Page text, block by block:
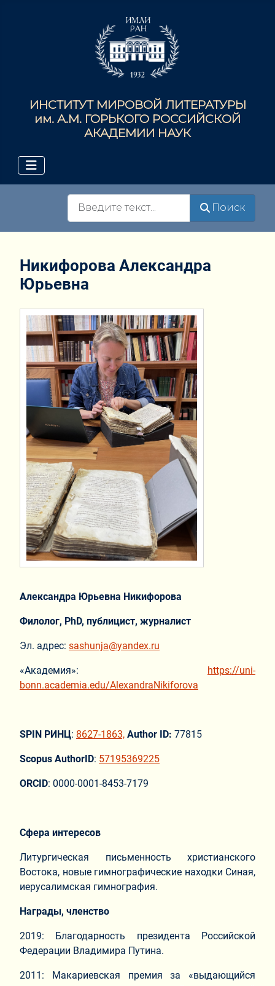
ИНСТИТУТ МИРОВОЙ ЛИТЕРАТУРЫ
им. А.М. ГОРЬКОГО РОССИЙСКОЙ
АКАДЕМИИ НАУК
Поиск
Никифорова Александра
Юрьевна
Александра Юрьевна Никифорова
Филолог, PhD, публицист, журналист
Эл. адрес: sashunja@yandex.ru
«Академия»:
https://uni-
bonn.academia.edu/AlexandraNikiforova
SPIN РИНЦ: 8627-1863, Author ID: 77815
Scopus AuthorID: 57195369225
ORCID: 0000-0001-8453-7179
Сфера интересов
Литургическая письменность христианского
Востока, новые гимнографические находки Синая,
иерусалимская гимнография.
Награды, членство
2019: Благодарность президента Российской
Федерации Владимира Путина.
2011: Макариевская премия за «выдающийся